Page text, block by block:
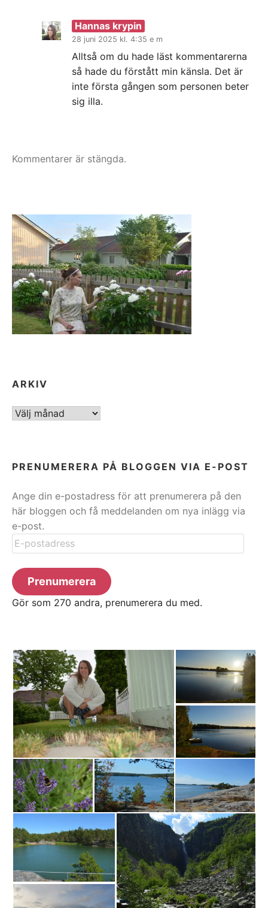
Hannas krypin
28 juni 2025 kl. 4:35 e m
Alltså om du hade läst kommentarerna
så hade du förstått min känsla. Det är
inte första gången som personen beter
sig illa.
Kommentarer är stängda.
ARKIV
ARKIV
PRENUMERERA PÅ BLOGGEN VIA E-POST
Ange din e-postadress för att prenumerera på den
här bloggen och få meddelanden om nya inlägg via
e-post.
E-
postadress
Prenumerera
Gör som 270 andra, prenumerera du med.